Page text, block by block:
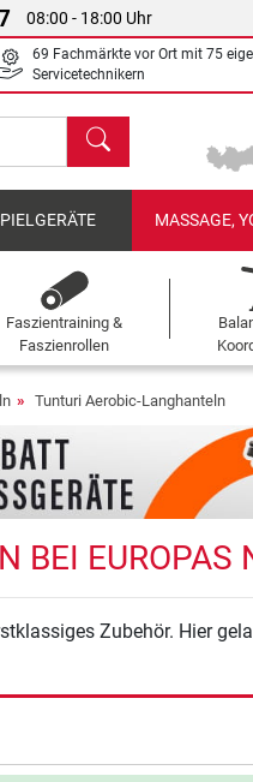
08:00 - 18:00 Uhr
69 Fachmärkte vor Ort mit 75
Servicetechnikern
Suchen
MASSAGE,
Faszientraining &
Faszienrollen
Tunturi Aerobic-Langhanteln
BEI EUROPAS
Zubehör. Hier